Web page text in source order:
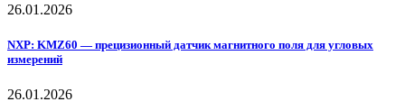
26.01.2026
NXP: KMZ60 — прецизионный датчик магнитного поля для угловых
измерений
26.01.2026